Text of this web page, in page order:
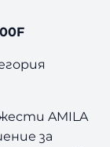
AMILA
за